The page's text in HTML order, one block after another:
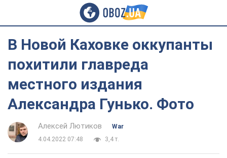
В Новой Каховке оккупанты
похитили главреда
местного издания
Александра Гунько. Фото
Алексей Лютиков
War
4.04.2022 07:48
3,4 т.